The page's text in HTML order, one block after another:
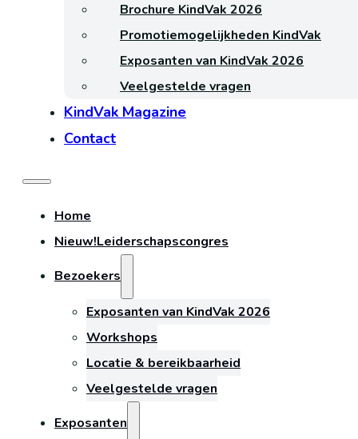
Brochure KindVak 2026
Promotiemogelijkheden KindVak
Exposanten van KindVak 2026
Veelgestelde vragen
KindVak Magazine
Contact
Home
Nieuw!Leiderschapscongres
Bezoekers
Exposanten van KindVak 2026
Workshops
Locatie & bereikbaarheid
Veelgestelde vragen
Exposanten